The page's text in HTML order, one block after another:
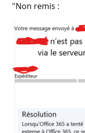
"Non remis :